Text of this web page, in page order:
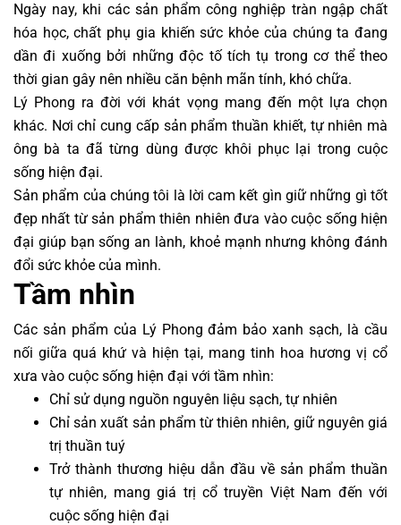
Ngày nay, khi các sản phẩm công nghiệp tràn ngập chất
hóa học, chất phụ gia khiến sức khỏe của chúng ta đang
dần đi xuống bởi những độc tố tích tụ trong cơ thể theo
thời gian gây nên nhiều căn bệnh mãn tính, khó chữa.
Lý Phong ra đời với khát vọng mang đến một lựa chọn
khác. Nơi chỉ cung cấp sản phẩm thuần khiết, tự nhiên mà
ông bà ta đã từng dùng được khôi phục lại trong cuộc
sống hiện đại.
Sản phẩm của chúng tôi là lời cam kết gìn giữ những gì tốt
đẹp nhất từ sản phẩm thiên nhiên đưa vào cuộc sống hiện
đại giúp bạn sống an lành, khoẻ mạnh nhưng không đánh
đổi sức khỏe của mình.
Tầm nhìn
Các sản phẩm của Lý Phong đảm bảo xanh sạch, là cầu
nối giữa quá khứ và hiện tại, mang tinh hoa hương vị cổ
xưa vào cuộc sống hiện đại với tầm nhìn:
Chỉ sử dụng nguồn nguyên liệu sạch, tự nhiên
Chỉ sản xuất sản phẩm từ thiên nhiên, giữ nguyên giá
trị thuần tuý
Trở thành thương hiệu dẫn đầu về sản phẩm thuần
tự nhiên, mang giá trị cổ truyền Việt Nam đến với
cuộc sống hiện đại